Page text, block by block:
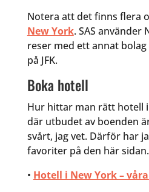
Notera att det finns flera
New York. SAS använder
reser med ett annat
på JFK.
Boka hotell
Hur hittar man rätt hotell i
där utbudet av boenden
svårt, jag vet. Därför har
favoriter på den här
• Hotell i New York –